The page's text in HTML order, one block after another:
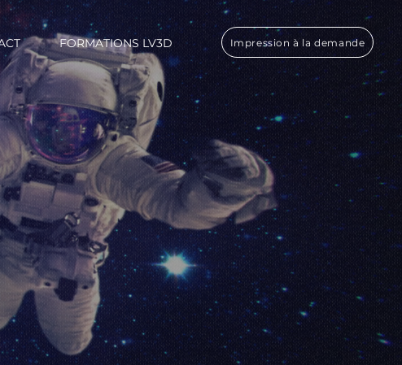
FORMATIONS LV3D Impression à la demande